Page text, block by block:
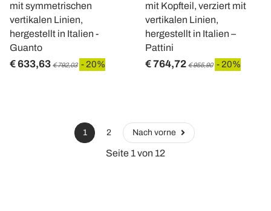
mit symmetrischen
vertikalen Linien,
hergestellt in Italien -
Guanto
€ 633,63 € 792,03 - 20%
mit Kopfteil, verziert mit
vertikalen Linien,
hergestellt in Italien –
Pattini
€ 764,72 € 955,90 - 20%
1 2 Nach vorne
Seite 1 von 12